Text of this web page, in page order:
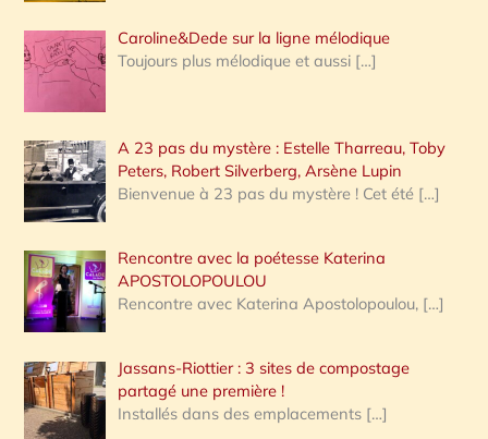
Caroline&Dede sur la ligne mélodique
Toujours plus mélodique et aussi […]
A 23 pas du mystère : Estelle Tharreau, Toby
Peters, Robert Silverberg, Arsène Lupin
Bienvenue à 23 pas du mystère ! Cet été […]
Rencontre avec la poétesse Katerina
APOSTOLOPOULOU
Rencontre avec Katerina Apostolopoulou, […]
Jassans-Riottier : 3 sites de compostage
partagé une première !
Installés dans des emplacements […]